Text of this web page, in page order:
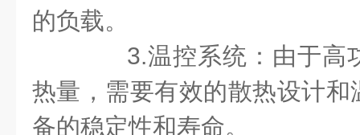
的负载。
3.温控系统：由于高
热量，需要有效的散热设计
备的稳定性和寿命。